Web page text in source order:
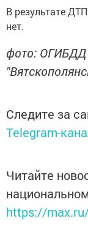
В результате
нет.
фото:
Следите за
Telegram-
Читайте
https://